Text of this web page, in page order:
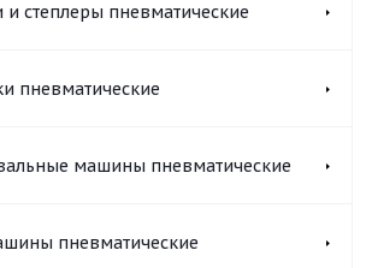
и степлеры пневматические
пневматические
машины пневматические
пневматические